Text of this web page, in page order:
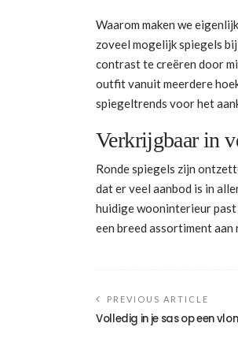
Waarom maken we
zoveel mogelijk spiegels
contrast te creëren door
outfit vanuit meerdere
spiegeltrends voor het
Verkrijgbaar in
Ronde spiegels zijn
dat er veel aanbod is in
huidige wooninterieur past
een breed assortiment aan
PREVIOUS ARTICLE
Volledig in je sas op een